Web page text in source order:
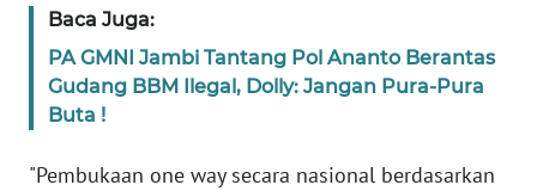
Baca Juga:
PA GMNI Jambi Tantang Pol Ananto Berantas
Gudang BBM Ilegal, Dolly: Jangan Pura-Pura
Buta !
"Pembukaan one way secara nasional berdasarkan
PEDOMAN
MEDIA
SIBER
REDAKSI